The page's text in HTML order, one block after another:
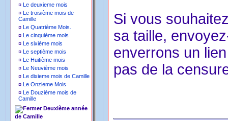
¤ Le deuxieme mois
¤ Le troisième mois de
Camille
¤ Le Quatrième Mois.
¤ Le cinquième mois
¤ Le sixième mois
¤ Le septième mois
¤ Le Huitième mois
¤ Le Neuvième mois
¤ Le dixieme mois de Camille
¤ Le Onzieme Mois
¤ Le Douzième mois de
Camille
Deuxième année
de Camille
Si vous
sa taille,
enverrons un
pas de la